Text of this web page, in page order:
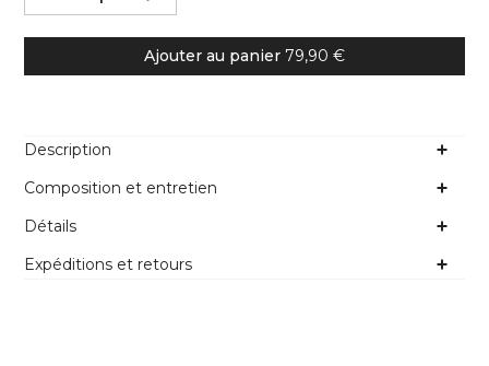
Ajouter au panier 79,90 €
Description
Composition et entretien
Détails
Expéditions et retours